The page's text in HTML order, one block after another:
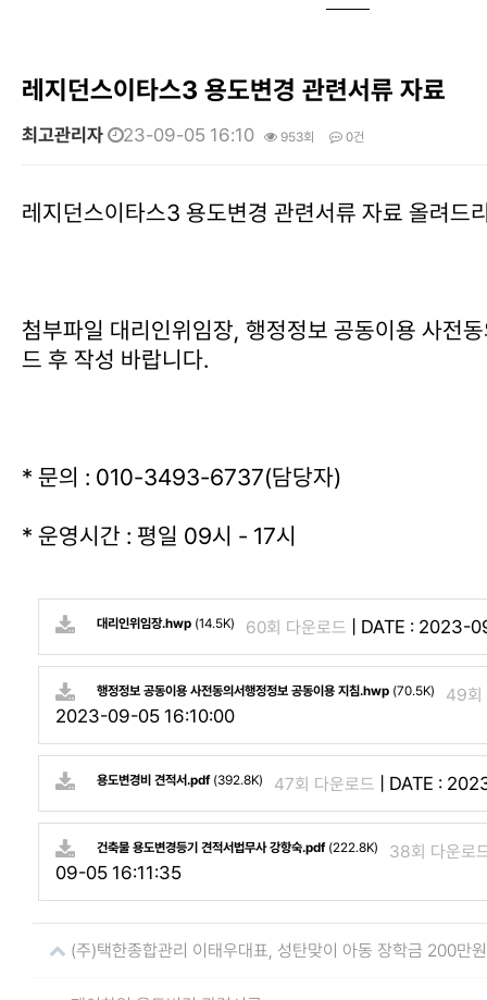
레지던스이타스3 용도변경 관련서류 자료
최고관리자 23-09-05 16:10 953회 0건
레지던스이타스3 용도변경 관련서류 자료 올려드
첨부파일 대리인위임장, 행정정보 공동이용 사전
드 후 작성 바랍니다.
* 문의 : 010-3493-6737(담당자)
* 운영시간 : 평일 09시 - 17시
대리인위임장.hwp (14.5K) 60회 다운로드 DATE : 2023-
행정정보 공동이용 사전동의서행정정보 공동이용 지침.hwp (70.5K) 49회
2023-09-05 16:10:00
용도변경비 견적서.pdf(392.8K) 47회 다운로드 DATE :
건축물 용도변경등기 견적서법무사 강항숙.pdf(222.8K) 38회 다운로
09-05 16:11:35
(주)택한종합관리 이태우대표, 성탄맞이 아동 장학금 200만